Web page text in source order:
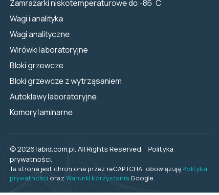
Zamrażarki niskotemperaturowe do -86˚C
Wagi i analityka
Wagi analityczne
Wirówki laboratoryjne
Bloki grzewcze
Bloki grzewcze z wytrząsaniem
Autoklawy laboratoryjne
Komory laminarne
© 2026 labid.com.pl. All Rights Reserved.
Polityka
prywatności.
Ta strona jest chroniona przez reCAPTCHA, obowiązują Polityka
prywatności oraz Warunki korzystania Google.